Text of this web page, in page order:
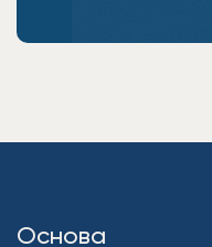
Основа